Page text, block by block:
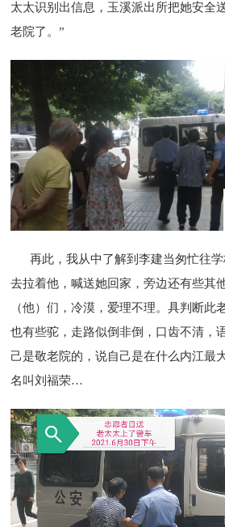
太太识别出信息，玉溪派出所把她安全
老院了。”
再此，我从中了解到李建当匆忙往学
去拉着他，喊送她回家，旁边还有些其
（他）们，冷漠，爱理不理。具判断此
也有些驼，走路似倒非倒，口齿不清，
己是敬老院的，说自己是在什么内江最
名叫刘福荣…